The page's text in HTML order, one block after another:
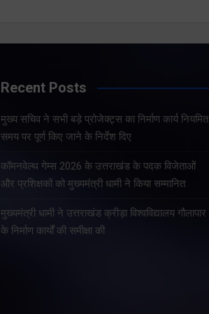
Recent Posts
मुख्य सचिव ने सभी बड़े प्रोजेक्ट्स का निर्माण कार्य नियमित
समय पर पूर्ण किए जाने के निर्देश दिए
कॉमनवेल्थ गेम्स 2026 के उत्तराखंड के पदक विजेताओं
और प्रशिक्षकों को मुख्यमंत्री धामी ने किया सम्मानित
मुख्यमंत्री धामी ने उत्तराखंड क्रीड़ा विश्वविद्यालय गौलापार
के निर्माण कार्यों की समीक्षा की
Share Nowदेहरादून। भारत
निर्वाचन आयोग एवं मुख्य निर्वाचन
अधिकारी, उत्तराखण्ड के निर्देशों
के अनुपालन में विशेष गहन
पुनरीक्षण अभियान के तहत
आनंद स्वरूप ने शुक्रवार…